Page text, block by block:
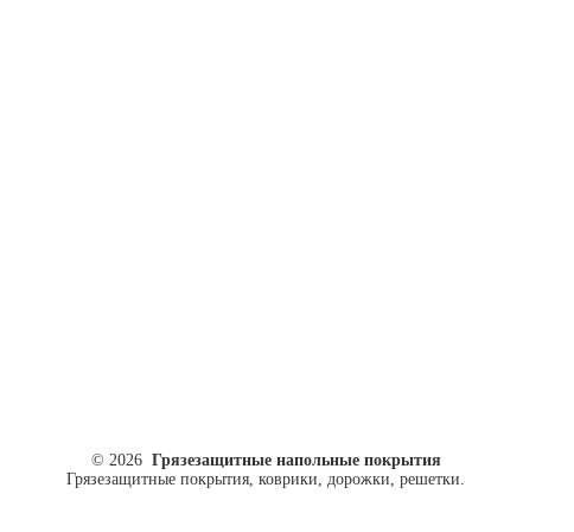
© 2026 Грязезащитные напольные покрытия
Грязезащитные покрытия, коврики, дорожки, решетки.